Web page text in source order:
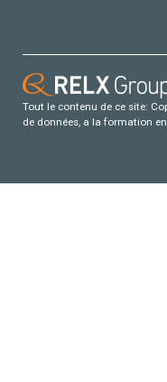
Tout le contenu de ce site:
de données, a la formation